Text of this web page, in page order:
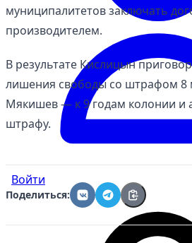
Войти
муниципалитетов заключать
производителем.
В результате Кислицын
лишения свободы со штрафом 8
Мякишев — к 9 годам колонии и
штрафу.
Поделиться: